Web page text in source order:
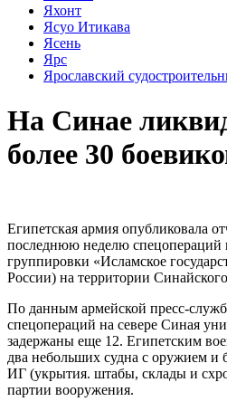
Яхонт
Ясуо Итикава
Ясень
Ярс
Ярославский
На Синае
более 30
Египетская армия опубликовала
последнюю неделю спецопераций
группировки «Исламское
России) на территории
По данным армейской пресс-
спецопераций на севере Синая
задержаны еще 12. Египетским
два небольших судна с оружием и
ИГ (укрытия. штабы, склады и
партии вооружения.